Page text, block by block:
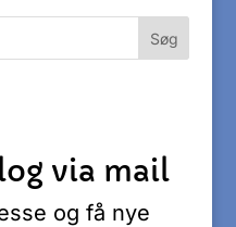
via mail
og få nye